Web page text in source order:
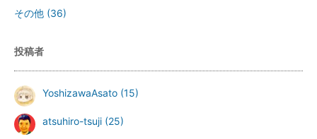
その他 (36)
投稿者
YoshizawaAsato (15)
atsuhiro-tsuji (25)